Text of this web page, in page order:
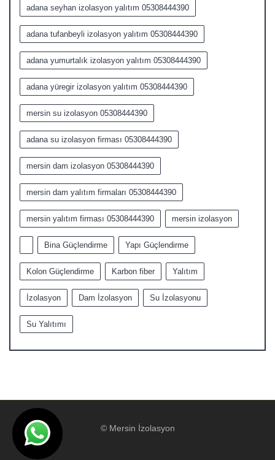
adana seyhan izolasyon yalıtım 05308444390
adana tufanbeyli izolasyon yalıtım 05308444390
adana yumurtalık izolasyon yalıtım 05308444390
adana yüregir izolasyon yalıtım 05308444390
mersin su izolasyon 05308444390
adana su izolasyon firması 05308444390
mersin dam izolasyon 05308444390
mersin dam yalıtım firmaları 05308444390
mersin yalıtım firması 05308444390 mersin izolasyon
Bina Güçlendirme Yapı Güçlendirme
Kolon Güçlendirme Karbon fiber Yalıtım
İzolasyon Dam İzolasyon Su İzolasyonu
Su Yalıtımı
© Mersin İzolasyon